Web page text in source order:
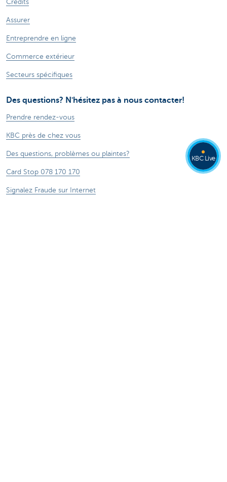
Crédits
Assurer
Entreprendre en ligne
Commerce extérieur
Secteurs spécifiques
Des questions? N'hésitez pas à nous contacter!
Prendre rendez-vous
KBC près de chez vous
Des questions, problèmes ou plaintes?
Card Stop 078 170 170
Signalez Fraude sur Internet
KBC Live